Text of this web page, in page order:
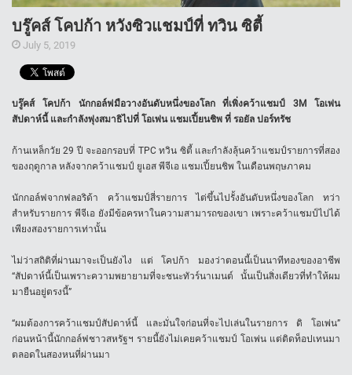
บรู๊คส์ โคปก้า หวังซิวแชมป์ที่ ทวิน ซิตี้
July 5, 2019
บรู๊คส์ โคปก้า นักกอล์ฟมือวางอันดับหนึ่งของโลก ที่เพิ่งคว้าแชมป์ 3M โอเพ่น
สัปดาห์นี้ และกำลังพุ่งสมาธิไปที่ โอเพ่น แชมเปี้ยนชิพ ที่ รอยัล ปอร์ทรัช
ก้านเหล็กวัย 29 ปี จะออกรอบที่ TPC ทวิน ซิตี้ และกำลังลุ้นคว้าแชมป์รายการที่สอง
ของฤดูกาล หลังจากคว้าแชมป์ ยูเอส พีจีเอ แชมเปี้ยนชิพ ในเดือนพฤษภาคม
นักกอล์ฟจากฟลอริด้า คว้าแชมป์สี่รายการ ไต่ขึ้นไปรั้งอันดับหนึ่งของโลก ทว่า
สำหรับรายการ พีจีเอ ยังมีข้อครหาในความสามารถของเขา เพราะคว้าแชมป์ไปได้
เพียงสองรายการเท่านั้น
ไม่ว่าสถิติที่ผ่านมาจะเป็นยังไง แต่ โคปก้า มองว่าตอนนี้เป็นนาทีทองของอาชีพ
“สัปดาห์นี้เป็นเพราะความพยายามที่จะชนะทัวร์นาเมนต์ นั้นเป็นสิ่งเดียวที่ทำให้ผม
มายืนอยู่ตรงนี้”
“ผมต้องการคว้าแชมป์สัปดาห์นี้ และมั่นใจก่อนที่จะไปเล่นในรายการ ดิ โอเพ่น”
ก่อนหน้านี้นักกอล์ฟชาวสหรัฐฯ รายนี้ยังไม่เคยคว้าแชมป์ โอเพ่น แต่ติดท็อปเทนมา
ตลอดในสองหนที่ผ่านมา